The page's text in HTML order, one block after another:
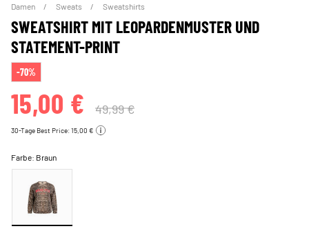
Damen Sweats Sweatshirts
SWEATSHIRT MIT LEOPARDENMUSTER UND
STATEMENT-PRINT
-70%
15,00 € 49,99 €
30-Tage Best Price: 15,00 €
Farbe: Braun